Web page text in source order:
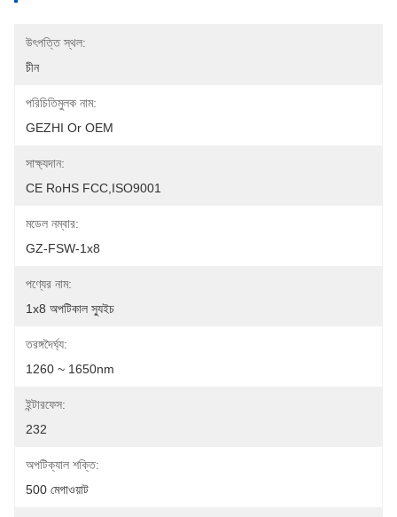
উৎপত্তি স্থল:
চীন
পরিচিতিমুলক নাম:
GEZHI Or OEM
সাক্ষ্যদান:
CE RoHS FCC,ISO9001
মডেল নম্বার:
GZ-FSW-1x8
পণ্যের নাম:
1x8 অপটিকাল স্যুইচ
তরঙ্গদৈর্ঘ্য:
1260 ~ 1650nm
ইন্টারফেস:
232
অপটিক্যাল শক্তি:
500 মেগাওয়াট